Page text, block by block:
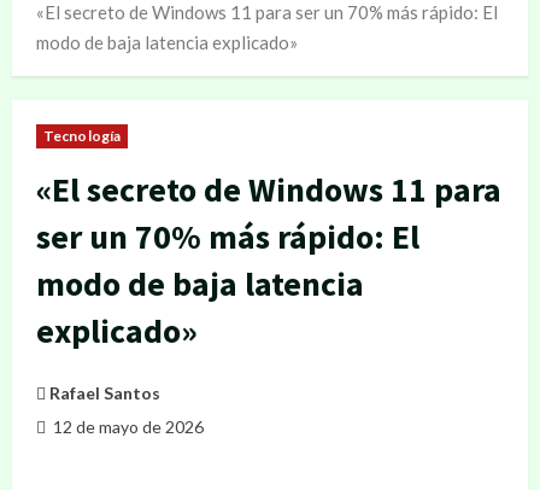
«El secreto de Windows 11 para ser un 70% más rápido: El
modo de baja latencia explicado»
Tecnología
«El secreto de Windows 11 para
ser un 70% más rápido: El
modo de baja latencia
explicado»
Rafael Santos
12 de mayo de 2026